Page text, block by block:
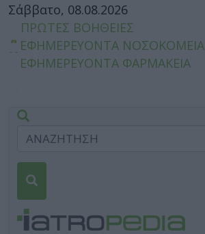
Σάββατο, 08.08.2026
ΠΡΩΤΕΣ ΒΟΗΘΕΙΕΣ
ΕΦΗΜΕΡΕΥΟΝΤΑ ΝΟΣΟΚΟΜΕΙΑ
ΕΦΗΜΕΡΕΥΟΝΤΑ ΦΑΡΜΑΚΕΙΑ